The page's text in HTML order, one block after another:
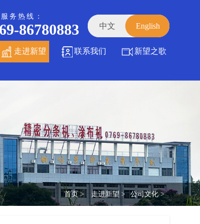
English
中文
务热线：
86780883
新望之歌
联系我们
走进新望
首页 > 走进新望 > 公司文化 >